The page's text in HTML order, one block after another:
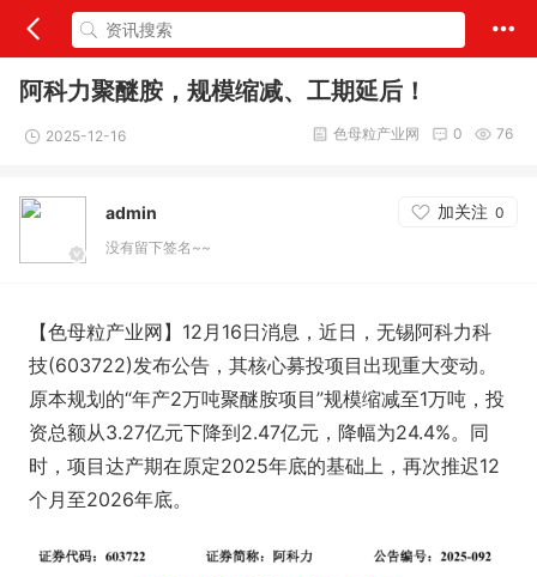
阿科力聚醚胺，规模缩减、工期延后！
2025-12-16 76
0
色母粒产业网
admin 加关注 0
没有留下签名~~
【色母粒产业网】12月16日消息，近日，无锡阿科力科
技(603722)发布公告，其核心募投项目出现重大变动。
原本规划的“年产2万吨聚醚胺项目”规模缩减至1万吨，投
资总额从3.27亿元下降到2.47亿元，降幅为24.4%。同
时，项目达产期在原定2025年底的基础上，再次推迟12
个月至2026年底。